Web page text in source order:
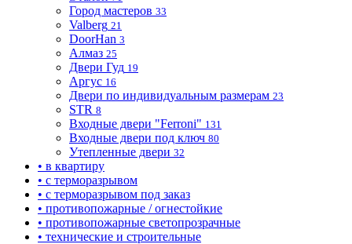
Город мастеров 33
Valberg 21
DoorHan 3
Алмаз 25
Двери Гуд 19
Аргус 16
Двери по индивидуальным размерам 23
STR 8
Входные двери "Ferroni" 131
Входные двери под ключ 80
Утепленные двери 32
• в квартиру
• с терморазрывом
• с терморазрывом под заказ
• противопожарные / огнестойкие
• противопожарные светопрозрачные
• технические и строительные